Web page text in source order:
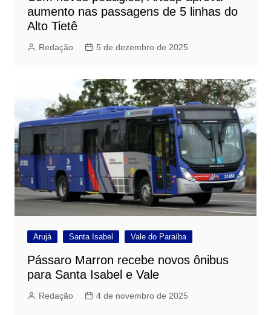
aumento nas passagens de 5 linhas do
Alto Tietê
Redação 5 de dezembro de 2025
Arujá Santa Isabel Vale do Paraíba
Pássaro Marron recebe novos ônibus
para Santa Isabel e Vale
Redação 4 de novembro de 2025